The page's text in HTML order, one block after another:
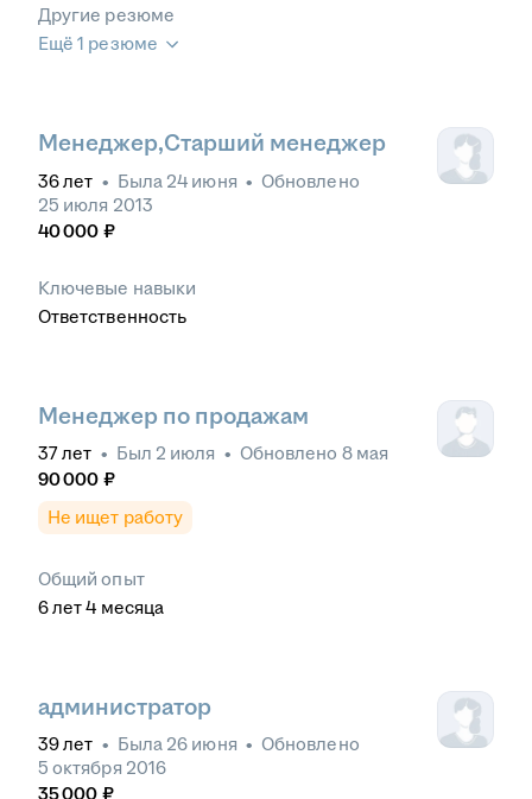
Другие резюме
Ещё 1 резюме
Менеджер,Старший менеджер
36лет • Была 24 июня • Обновлено
25 июля 2013
40 000 ₽
Ключевые навыки
Ответственность
Менеджер по продажам
37лет • Был 2 июля • Обновлено 8 мая
90 000 ₽
Не ищет работу
Общий опыт
6лет 4 месяца
администратор
39лет • Была 26 июня • Обновлено
5 октября 2016
35 000 ₽